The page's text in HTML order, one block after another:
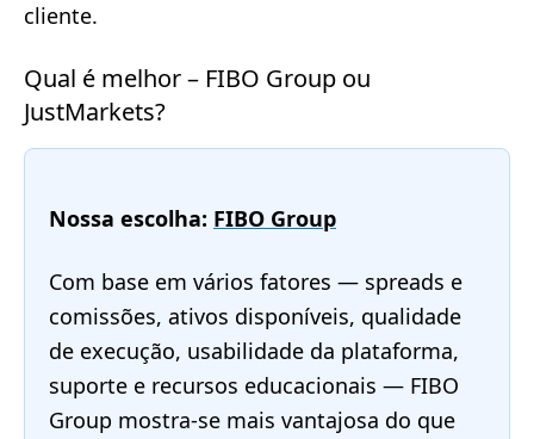
cliente.
Qual é melhor – FIBO Group ou
JustMarkets?
Nossa escolha: FIBO Group
Com base em vários fatores — spreads e
comissões, ativos disponíveis, qualidade
de execução, usabilidade da plataforma,
suporte e recursos educacionais — FIBO
Group mostra-se mais vantajosa do que